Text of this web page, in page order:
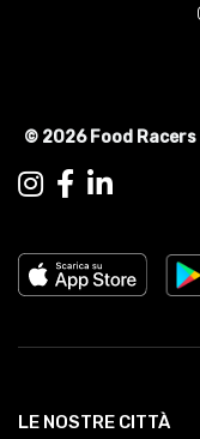
© 2026 Food Racers
LE NOSTRE CITTÀ